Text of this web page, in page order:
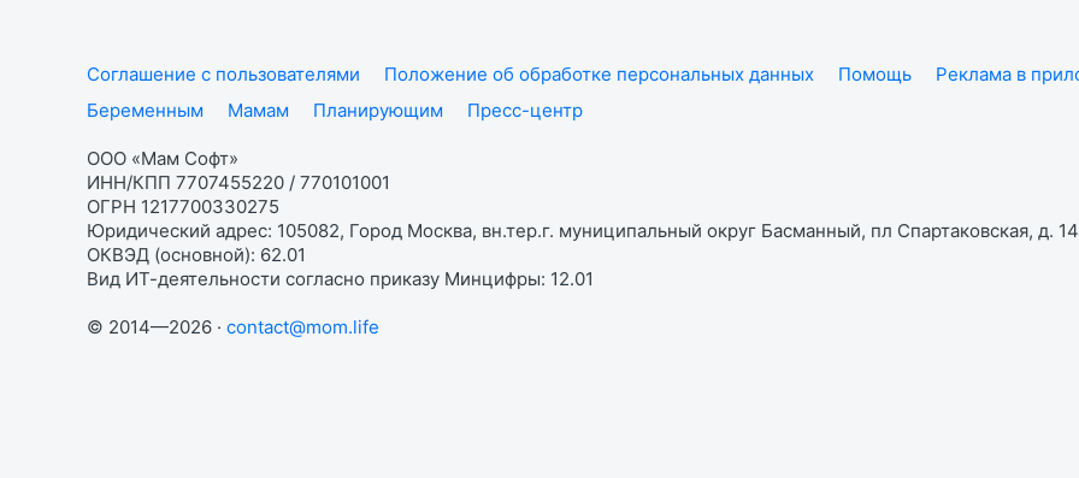
Соглашение с пользователями Положение об обработке персональных данных Помощь Реклама в
Беременным
Мамам Планирующим Пресс-центр
ООО «Мам Софт»
ИНН/КПП 7707455220 / 770101001
ОГРН 1217700330275
Юридический адрес: 105082, Город Москва, вн.тер.г. муниципальный округ Басманный, пл Спартаковская, д.
ОКВЭД (основной): 62.01
Вид ИТ-деятельности согласно приказу Минцифры: 12.01
© 2014—2026 · contact@mom.life